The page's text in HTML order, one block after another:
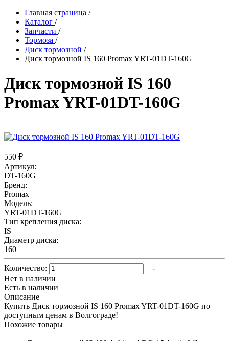
Главная страница /
Каталог /
Запчасти /
Тормоза /
Диск тормозной /
Диск тормозной IS 160 Promax YRT-01DT-160G
Диск тормозной IS 160
Promax YRT-01DT-160G
550 ₽
Артикул:
DT-160G
Бренд:
Promax
Модель:
YRT-01DT-160G
Тип крепления диска:
IS
Диаметр диска:
160
Количество: + -
Нет в наличии
Есть в наличии
Описание
Купить Диск тормозной IS 160 Promax YRT-01DT-160G по
доступным ценам в Волгограде!
Похожие товары